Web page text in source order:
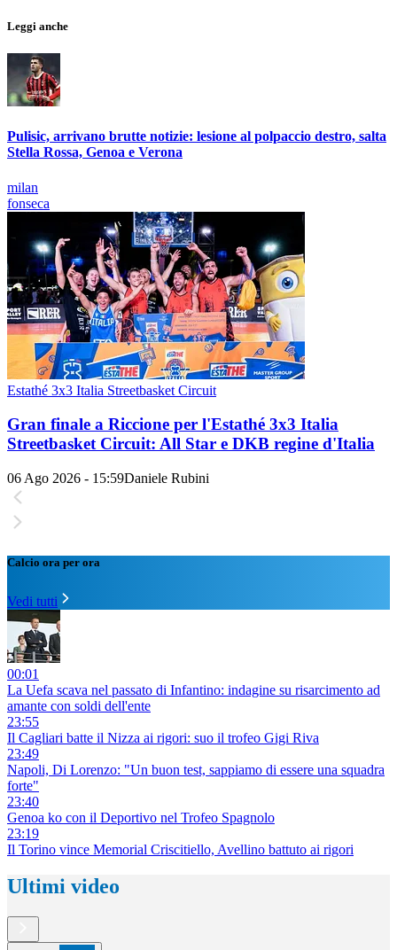
Leggi anche
Pulisic, arrivano brutte notizie: lesione al polpaccio destro, salta
Stella Rossa, Genoa e Verona
milan
fonseca
Estathé 3x3 Italia Streetbasket Circuit
Gran finale a Riccione per l'Estathé 3x3 Italia
Streetbasket Circuit: All Star e DKB regine d'Italia
06 Ago 2026 - 15:59Daniele Rubini
Calcio ora per ora
Vedi tutti
00:01
La Uefa scava nel passato di Infantino: indagine su risarcimento ad
amante con soldi dell'ente
23:55
Il Cagliari batte il Nizza ai rigori: suo il trofeo Gigi Riva
23:49
Napoli, Di Lorenzo: "Un buon test, sappiamo di essere una squadra
forte"
23:40
Genoa ko con il Deportivo nel Trofeo Spagnolo
23:19
Il Torino vince Memorial Criscitiello, Avellino battuto ai rigori
Ultimi video